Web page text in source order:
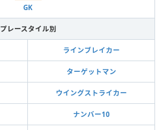
GK
プレースタイル別
ラインブレイカー
ターゲットマン
ウイングストライカー
ナンバー10